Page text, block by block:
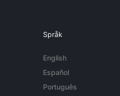
Språk
English
Español
Português